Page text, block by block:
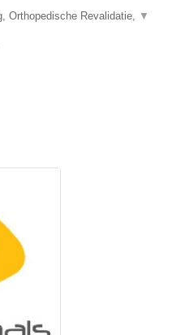
Orthopedische Revalidatie, ▼